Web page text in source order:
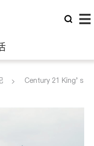
Century 21 King' s